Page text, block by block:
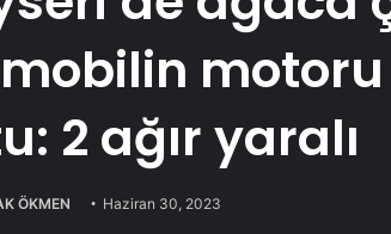
motoru
2 ağır yaralı
ÖKMEN Haziran 30, 2023